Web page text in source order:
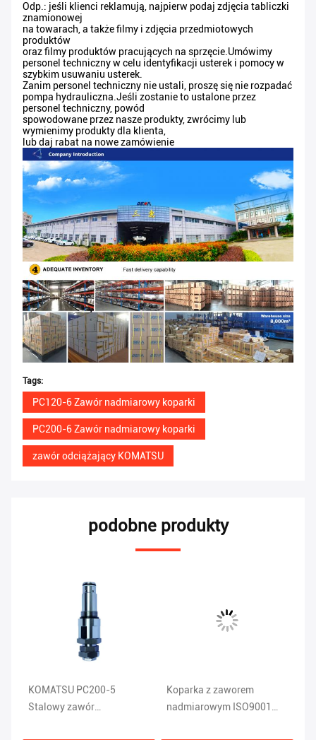
Odp.: jeśli klienci reklamują, najpierw podaj zdjęcia tabliczki
znamionowej
na towarach, a także filmy i zdjęcia przedmiotowych
produktów
oraz filmy produktów pracujących na sprzęcie.Umówimy
personel techniczny w celu identyfikacji usterek i pomocy w
szybkim usuwaniu usterek.
Zanim personel techniczny nie ustali, proszę się nie rozpadać
pompa hydrauliczna.Jeśli zostanie to ustalone przez
personel techniczny, powód
spowodowane przez nasze produkty, zwrócimy lub
wymienimy produkty dla klienta,
lub daj rabat na nowe zamówienie
Tags:
PC120-6 Zawór nadmiarowy koparki
PC200-6 Zawór nadmiarowy koparki
zawór odciążający KOMATSU
podobne produkty
KOMATSU PC200-5
Stalowy zawór
Koparka z zaworem
nadmiarowym ISO9001